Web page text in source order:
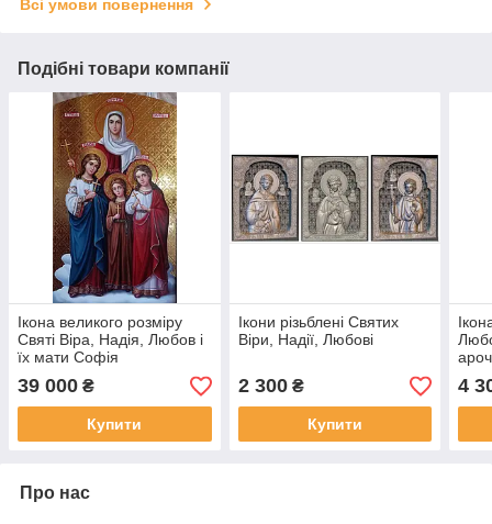
Всі умови повернення
Подібні товари компанії
Ікона великого розміру
Святі Віра, Надія, Любов і
їх мати Софія
39 000 ₴
Купити
Ікони різьблені Святих
Віри, Надії, Любові
2 300₴
Купити
4
Про нас